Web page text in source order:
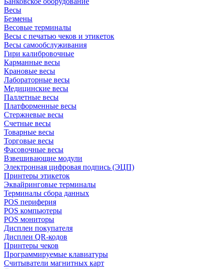
Весы
Безмены
Весовые терминалы
Весы с печатью чеков и этикеток
Весы самообслуживания
Гири калибровочные
Карманные весы
Крановые весы
Лабораторные весы
Медицинские весы
Паллетные весы
Платформенные весы
Стержневые весы
Счетные весы
Товарные весы
Торговые весы
Фасовочные весы
Взвешивающие модули
Электронная цифровая подпись (ЭЦП)
Принтеры этикеток
Эквайринговые терминалы
Терминалы сбора данных
POS периферия
POS компьютеры
POS мониторы
Дисплеи покупателя
Дисплеи QR-кодов
Принтеры чеков
Программируемые клавиатуры
Считыватели магнитных карт